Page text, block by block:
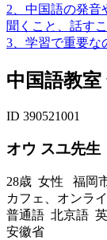
2、中国語の発音
聞くこと、話す
3、学習で重要な
中国語教
ID 390521001
オウ スユ先生
28歳 女性 福岡
カフェ、オンラ
普通語 北京語
安徽省